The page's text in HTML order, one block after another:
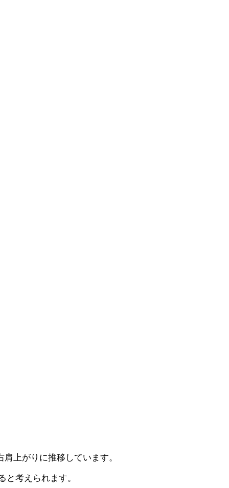
上がりに推移しています。
考えられます。